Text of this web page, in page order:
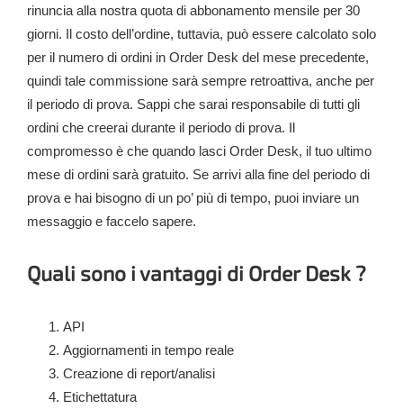
rinuncia alla nostra quota di abbonamento mensile per 30
giorni. Il costo dell’ordine, tuttavia, può essere calcolato solo
per il numero di ordini in Order Desk del mese precedente,
quindi tale commissione sarà sempre retroattiva, anche per
il periodo di prova. Sappi che sarai responsabile di tutti gli
ordini che creerai durante il periodo di prova. Il
compromesso è che quando lasci Order Desk, il tuo ultimo
mese di ordini sarà gratuito. Se arrivi alla fine del periodo di
prova e hai bisogno di un po’ più di tempo, puoi inviare un
messaggio e faccelo sapere.
Quali sono i vantaggi di Order Desk ?
API
Aggiornamenti in tempo reale
Creazione di report/analisi
Etichettatura